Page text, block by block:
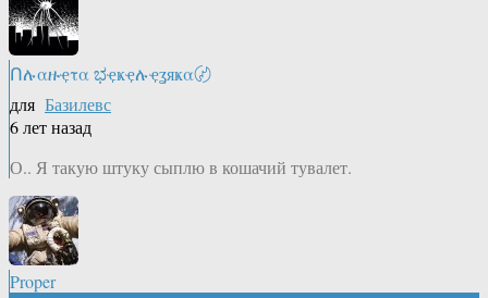
Ոሉαዙҿτα ಭҿҝҿሉҿʓяҝα〄
для Базилевс
6 лет назад
О.. Я такую штуку сыплю в кошачий тувалет.
Proper